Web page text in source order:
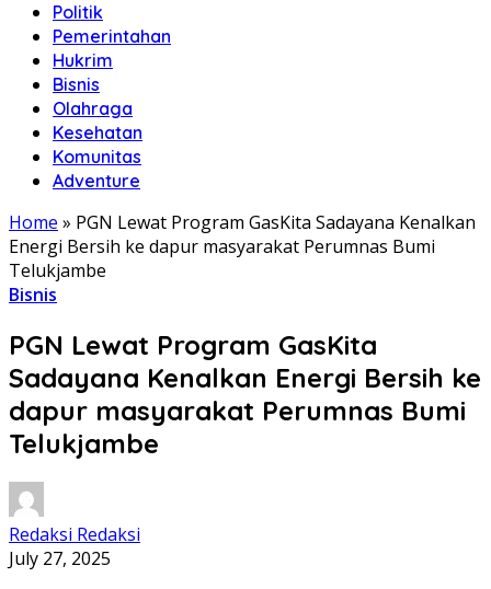
Politik
Pemerintahan
Hukrim
Bisnis
Olahraga
Kesehatan
Komunitas
Adventure
Home » PGN Lewat Program GasKita Sadayana Kenalkan
Energi Bersih ke dapur masyarakat Perumnas Bumi
Telukjambe
Bisnis
PGN Lewat Program GasKita
Sadayana Kenalkan Energi Bersih ke
dapur masyarakat Perumnas Bumi
Telukjambe
Redaksi Redaksi
July 27, 2025